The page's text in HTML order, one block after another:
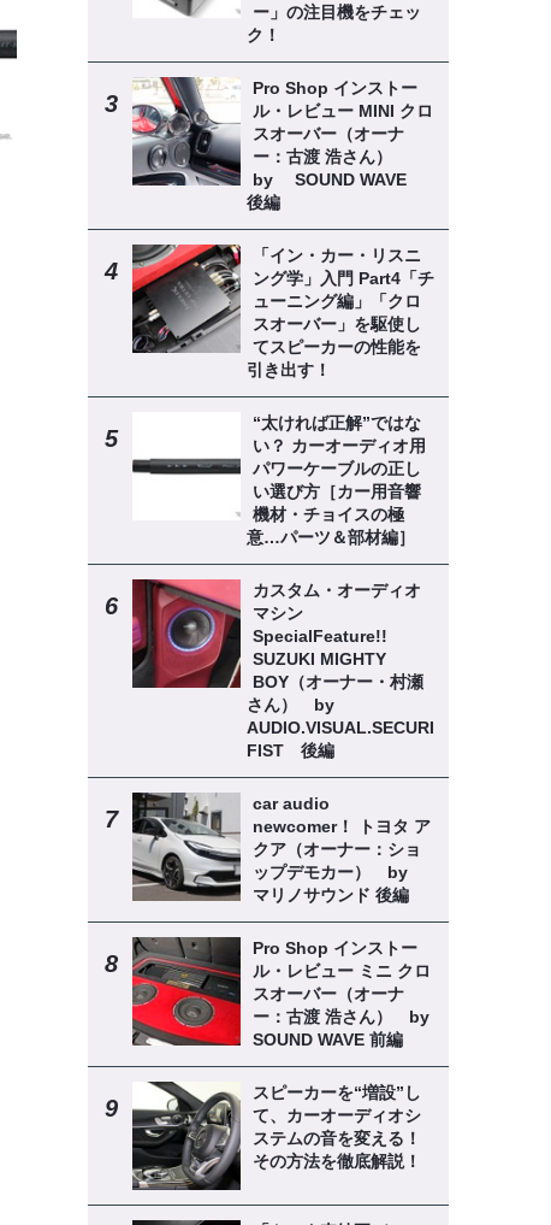
ー」の注目機をチェッ
ク！
Pro Shop インストー
ル・レビュー MINI クロ
スオーバー（オーナ
ー：古渡 浩さん）
by SOUND WAVE
後編
「イン・カー・リスニ
ング学」入門 Part4「チ
ューニング編」「クロ
スオーバー」を駆使し
てスピーカーの性能を
引き出す！
“太ければ正解”ではな
い？ カーオーディオ用
パワーケーブルの正し
い選び方［カー用音響
機材・チョイスの極
意…パーツ＆部材編］
カスタム・オーディオ
マシン
SpecialFeature!!
SUZUKI MIGHTY
BOY（オーナー・村瀬
さん） by
AUDIO.VISUAL.SECURITY
FIST 後編
car audio
newcomer！ トヨタ ア
クア（オーナー：ショ
ップデモカー） by
マリノサウンド 後編
Pro Shop インストー
ル・レビュー ミニ クロ
スオーバー（オーナ
ー：古渡 浩さん） by
SOUND WAVE 前編
スピーカーを“増設”し
て、カーオーディオシ
ステムの音を変える！
その方法を徹底解説！